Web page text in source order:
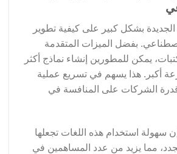
بشكل كبير على كيفية تطوير
بفضل الميزات المتقدمة
يمكن للمطورين إنشاء نماذج أكثر
أكبر. هذا يسهم في تسريع عملية
قدرة الشركات على المنافسة في
سهولة استخدام هذه اللغات تجعلها
مما يزيد من عدد المساهمين في